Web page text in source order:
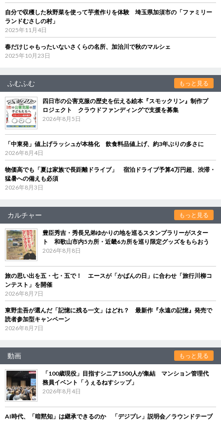
自分で収穫した秋野菜を使って芋煮作りを体験 埼玉県加須市の「ファミリー
ランドむさしの村」
2025年11月4日
春だけじゃもったいないさくらの名所、加治川で秋のマルシェ
2025年10月23日
ふむふむ もっと見る
四日市の公害克服の歴史を伝える絵本『スモックリン』制作プ
ロジェクト クラウドファンディングで支援を募集
2026年8月5日
「中東発」値上げラッシュが本格化 飲食料品値上げ、約3年ぶりの多さに
2026年8月4日
物価高でも「夏は家族で長距離ドライブ」 宿泊ドライブ予算4万円超、渋滞・
猛暑への備えも必須
2026年8月3日
カルチャー もっと見る
豊臣秀吉・秀長兄弟ゆかりの地を巡るスタンプラリーがスター
ト 和歌山市内5カ所・近畿6カ所を巡り限定グッズをもらおう
2026年8月8日
旅の思い出を五・七・五で！ エースが「かばんの日」に合わせ「旅行川柳コ
ンテスト」を開催
2026年8月7日
東野圭吾が選んだ「記憶に残る一文」はどれ？ 最新作『永遠の記憶』発売で
読者参加型キャンペーン
2026年8月7日
動画 もっと見る
「100歳現役」目指すシニア1500人が集結 マンション管理代
務員イベント「うぇるねすシップ」
2026年8月4日
AI時代、「暗黙知」は継承できるのか 「デジブレ」説明会／ラウンドテーブ